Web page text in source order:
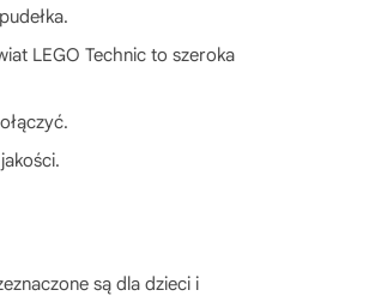
LEGO Technic to szeroka
są dla dzieci i